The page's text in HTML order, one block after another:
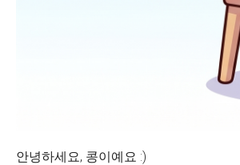
안녕하세요, 콩이예요 :)